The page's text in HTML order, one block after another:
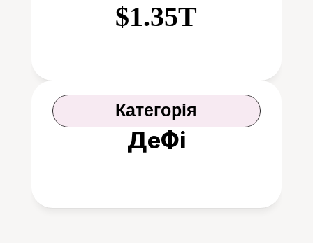
$1.35T
Категорія
ДеФі